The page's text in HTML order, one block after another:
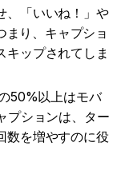
、「いいね！」や
り、キャプショ
キップされてしま
50%以上はモバ
プションは、ター
数を増やすのに役